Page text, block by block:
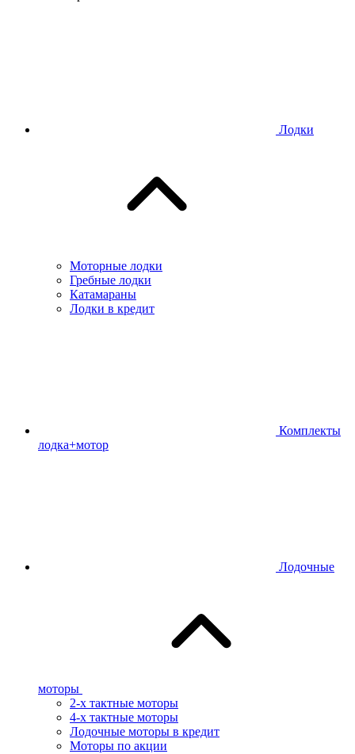
Лодки
Моторные лодки
Гребные лодки
Катамараны
Лодки в кредит
Комплекты
лодка+мотор
Лодочные
моторы
2-х тактные моторы
4-х тактные моторы
Лодочные моторы в кредит
Моторы по акции